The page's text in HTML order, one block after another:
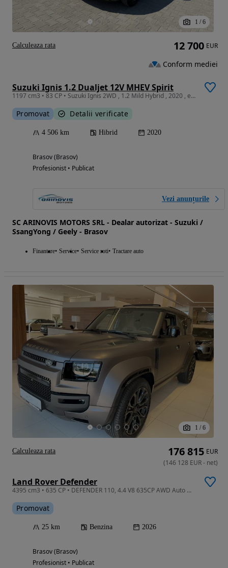
1 / 6
Suzuki Ignis 1.2 Dualjet 12V MHEV Spirit
1197 cm3 • 83 CP • Suzuki Ignis 2WD , 1.2 Mild Hybrid , 2020 , echipare Spirit
Promovat Detalii verificate
4 506 km Hibrid 2020
Brasov (Brasov)
Profesionist • Publicat
Vezi anunțurile
SC ARINOVIS MOTORS SRL - Dealar autorizat - Suzuki /
SsangYong / Geely - Brasov
Finantare Service Service roti Tractare auto
12 700 EUR
Conform mediei
Calculeaza rata
1 / 6
Land Rover Defender
4395 cm3 • 635 CP • DEFENDER 110, 4.4 V8 635CP AWD Auto MHEV, OCTA
Promovat
25 km Benzina 2026
Brasov (Brasov)
Profesionist • Publicat
176 815 EUR
(146 128 EUR- net)
Calculeaza rata